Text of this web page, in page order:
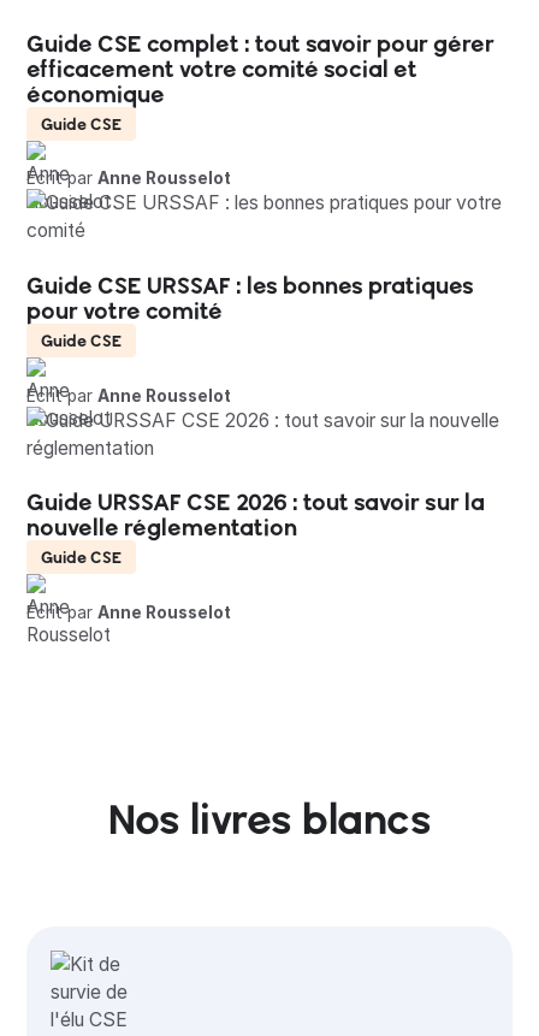
Guide CSE complet : tout savoir pour gérer
efficacement votre comité social et
économique
Guide CSE
Écrit parAnne Rousselot
Guide CSE URSSAF : les bonnes pratiques
pour votre comité
Guide CSE
Écrit parAnne Rousselot
Guide URSSAF CSE 2026 : tout savoir sur la
nouvelle réglementation
Guide CSE
Écrit parAnne Rousselot
Nos livres blancs